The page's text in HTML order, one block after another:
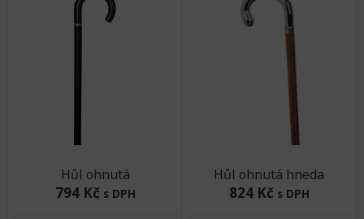
Hůl ohnutá
794 Kč s DPH
Hůl ohnutá hneda
824 Kč s DPH